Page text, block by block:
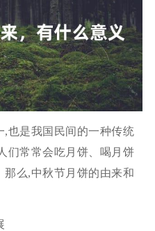
,也是我国民间的一种传统
们常常会吃月饼、喝月饼
么,中秋节月饼的由来和